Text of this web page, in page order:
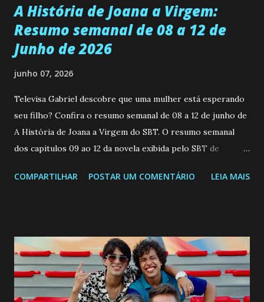
A História de Joana a Virgem:
Resumo semanal de 08 a 12 de
Junho de 2026
junho 07, 2026
Televisa Gabriel descobre que uma mulher está esperando
seu filho? Confira o resumo semanal de 08 a 12 de junho de
A História de Joana a Virgem do SBT. O resumo semanal
dos capitulos 09 ao 12 da novela exibida pelo SBT de
a Programação Semanal do SBT de 08/06/26 a 14/06/26
confessa a Gabriel que ele demonstrou ser o tipo de
pessoa que ela tanto desejou durante toda a vida. Camila
entra no quarto de Gabriel e imagina como seria o
encontro deles, quando conseguir seduzi-lo. Manuel avisa a
COMPARTILHAR POSTAR UM COMENTÁRIO LEIA MAIS